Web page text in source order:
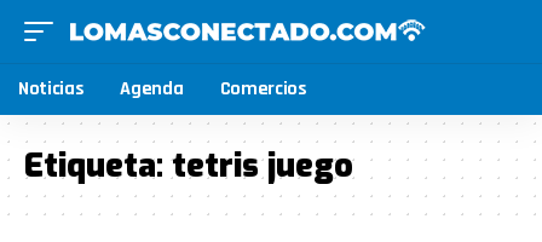
Noticias Agenda Comercios
Etiqueta:tetris juego